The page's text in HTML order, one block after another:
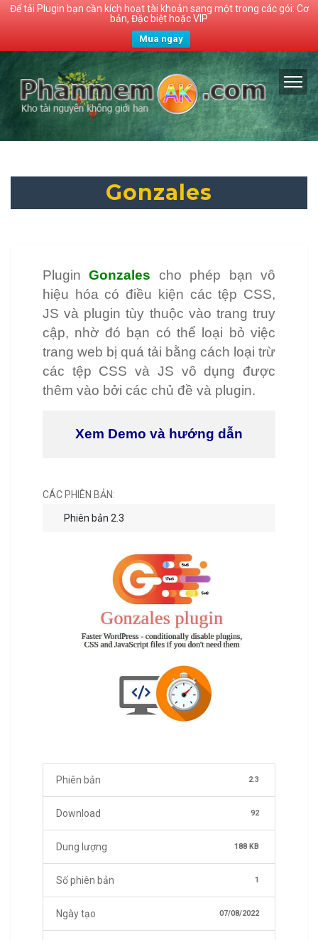
Để tải Plugin bạn cần kích hoạt tài khoản sang một trong các gói: Cơ
bản, Đặc biệt hoặc VIP
Mua ngay
Gonzales
PluginGonzales cho phép bạn vô
hiệu hóa có điều kiện các tệp CSS,
JS và plugin tùy thuộc vào trang truy
cập, nhờ đó bạn có thể loại bỏ việc
trang web bị quá tải bằng cách loại trừ
các tệp CSS và JS vô dụng được
thêm vào bởi các chủ đề và plugin.
Xem Demo và hướng dẫn
CÁC PHIÊN BẢN:
Phiên bản 2.3
Phiên bản 2.3
Download 92
Dung lượng 188 KB
Số phiên bản 1
Ngày tạo 07/08/2022